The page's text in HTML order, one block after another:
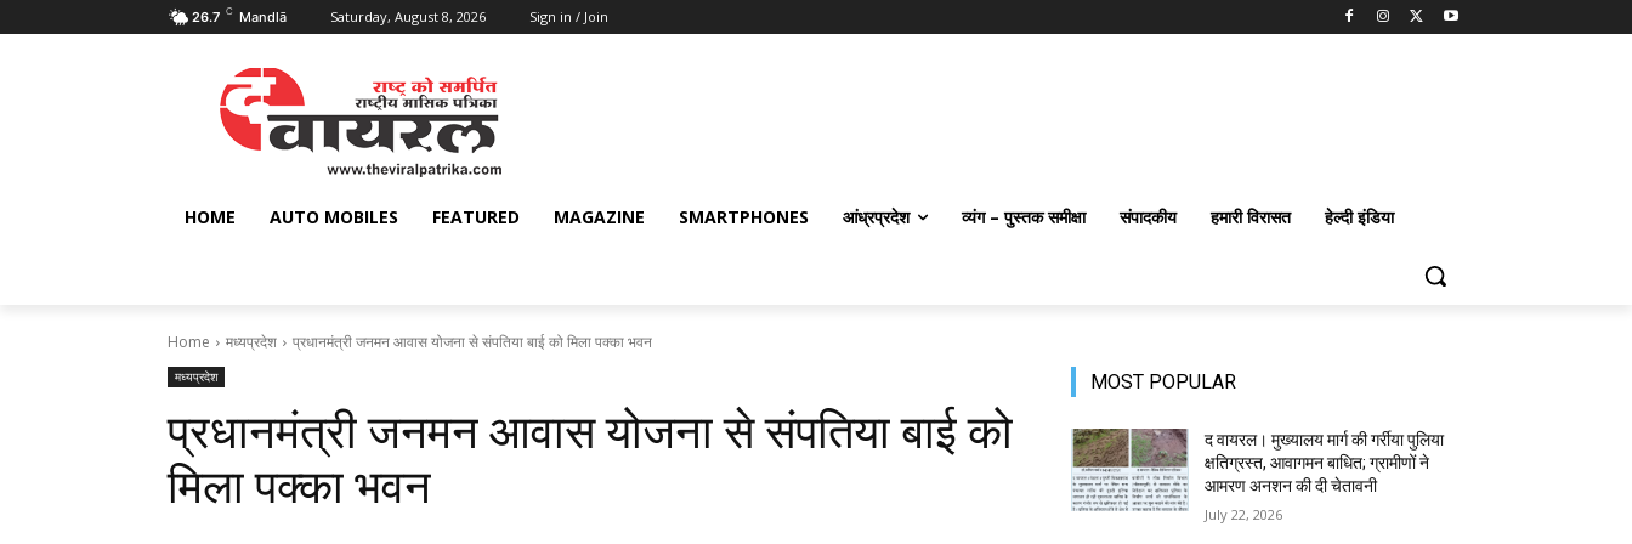
26.7 C Mandlā Saturday, August 8, 2026 Sign in / Join
HOME AUTO MOBILES FEATURED MAGAZINE SMARTPHONES आंध्रप्रदेश व्यंग – पुस्तक समीक्षा संपादकीय हमारी विरासत हेल्दी इंडिया
Home मध्यप्रदेश प्रधानमंत्री जनमन आवास योजना से संपतिया बाई को मिला पक्का भवन
मध्यप्रदेश
प्रधानमंत्री जनमन आवास योजना से संपतिया बाई को
मिला पक्का भवन
MOST POPULAR
द वायरल। मुख्यालय मार्ग की गर्रीया पुलिया
क्षतिग्रस्त, आवागमन बाधित; ग्रामीणों ने
आमरण अनशन की दी चेतावनी
July 22, 2026